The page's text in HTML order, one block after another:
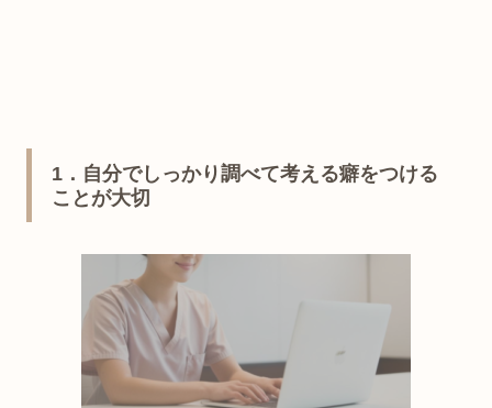
1．自分でしっかり調べて考える癖をつける
ことが大切